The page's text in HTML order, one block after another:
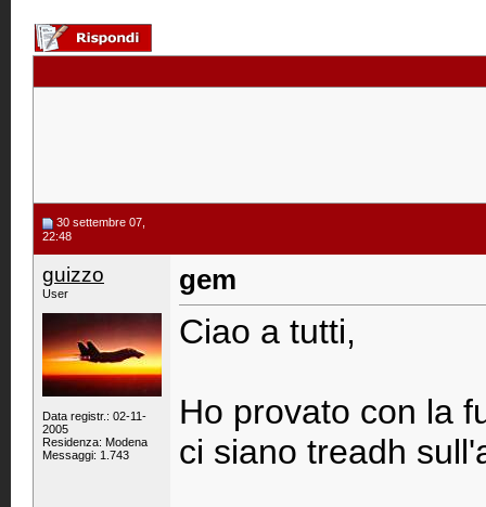
30 settembre 07,
22:48
guizzo
User
Data registr.: 02-11-
2005
Residenza: Modena
Messaggi: 1.743
gem
Ciao a tutti,
Ho provato con la
ci siano treadh